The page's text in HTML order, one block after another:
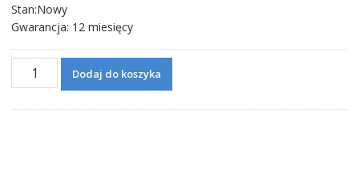
Stan:Nowy
Gwarancja: 12 miesięcy
Bateria
Dodaj do koszyka